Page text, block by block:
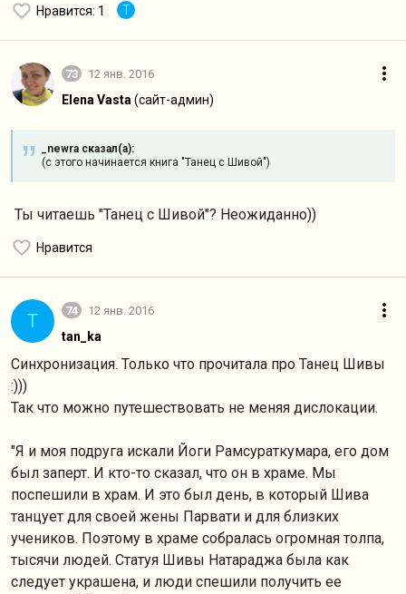
Нравится: 1 T
73 12 янв. 2016
Elena Vasta (сайт-админ)
_newra сказал(а):
(с этого начинается книга "Танец с Шивой")
Ты читаешь "Танец с Шивой"? Неожиданно))
Нравится
T 74 12 янв. 2016
tan_ka
Синхронизация. Только что прочитала про Танец Шивы
:)))
Так что можно путешествовать не меняя дислокации.
"Я и моя подруга искали Йоги Рамсураткумара, его дом
был заперт. И кто-то сказал, что он в храме. Мы
поспешили в храм. И это был день, в который Шива
танцует для своей жены Парвати и для близких
учеников. Поэтому в храме собралась огромная толпа,
тысячи людей. Статуя Шивы Натараджа была как
следует украшена, и люди спешили получить ее